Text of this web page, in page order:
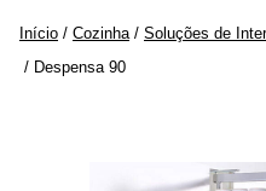
Início / Cozinha / Soluções de
/ Despensa 90